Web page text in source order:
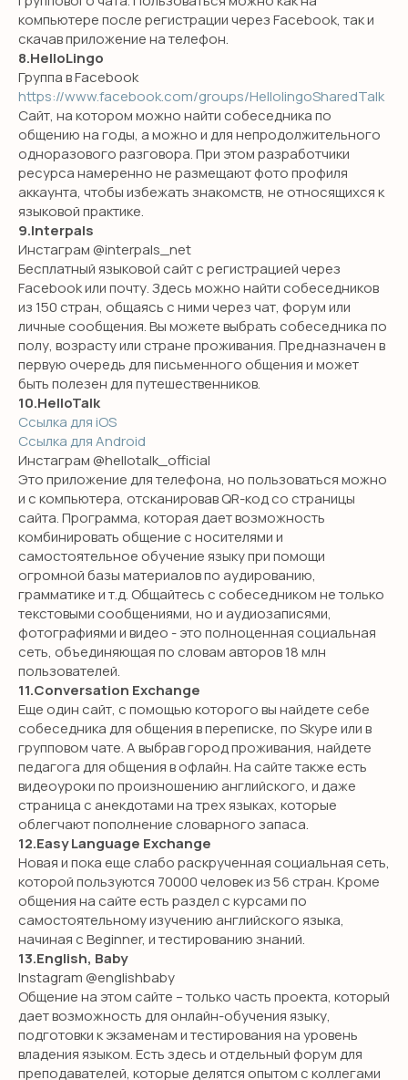
компьютере после регистрации через Facebook, так и
скачав приложение на телефон.
8.HelloLingo
Группа в Facebook
https://www.facebook.com/groups/HellolingoSharedTalk
Сайт, на котором можно найти собеседника по
общению на годы, а можно и для непродолжительного
одноразового разговора. При этом разработчики
ресурса намеренно не размещают фото профиля
аккаунта, чтобы избежать знакомств, не относящихся к
языковой практике.
9.Interpals
Инстаграм @interpals_net
Бесплатный языковой сайт с регистрацией через
Facebook или почту. Здесь можно найти собеседников
из 150 стран, общаясь с ними через чат, форум или
личные сообщения. Вы можете выбрать собеседника по
полу, возрасту или стране проживания. Предназначен в
первую очередь для письменного общения и может
быть полезен для путешественников.
10.HelloTalk
Ссылка для iOS
Ссылка для Android
Инстаграм @hellotalk_official
Это приложение для телефона, но пользоваться можно
и с компьютера, отсканировав QR-код со страницы
сайта. Программа, которая дает возможность
комбинировать общение с носителями и
самостоятельное обучение языку при помощи
огромной базы материалов по аудированию,
грамматике и т.д. Общайтесь с собеседником не только
текстовыми сообщениями, но и аудиозаписями,
фотографиями и видео - это полноценная социальная
сеть, объединяющая по словам авторов 18 млн
пользователей.
11.Conversation Exchange
Еще один сайт, с помощью которого вы найдете себе
собеседника для общения в переписке, по Skype или в
групповом чате. А выбрав город проживания, найдете
педагога для общения в офлайн. На сайте также есть
видеоуроки по произношению английского, и даже
страница с анекдотами на трех языках, которые
облегчают пополнение словарного запаса.
12.Easy Language Exchange
Новая и пока еще слабо раскрученная социальная сеть,
которой пользуются 70000 человек из 56 стран. Кроме
общения на сайте есть раздел с курсами по
самостоятельному изучению английского языка,
начиная с Beginner, и тестированию знаний.
13.English, Baby
Instagram @englishbaby
Общение на этом сайте – только часть проекта, который
дает возможность для онлайн-обучения языку,
подготовки к экзаменам и тестирования на уровень
владения языком. Есть здесь и отдельный форум для
преподавателей, которые делятся опытом с коллегами
НЕТ ВРЕМЕНИ
РАЗБИРАТЬСЯ?
Оставьте заявку и мы свяжемся с
вами в течение 10 минут